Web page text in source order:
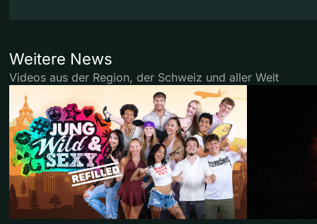
Weitere News
Videos aus der Region, der Schweiz und aller Welt